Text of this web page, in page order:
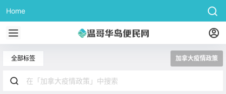
Home
全部标签 加拿大疫情政策